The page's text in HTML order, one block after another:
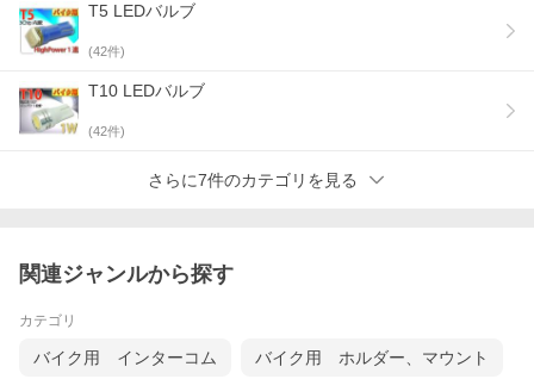
T5 LEDバルブ
(42件)
T10 LEDバルブ
(42件)
さらに7件のカテゴリを見る
関連ジャンルから探す
カテゴリ
バイク用 インターコム バイク用 ホルダー、マウント